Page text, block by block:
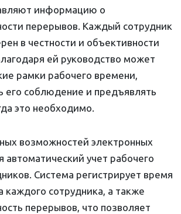
информацию о
перерывов. Каждый сотрудник
в честности и объективности
ей руководство может
рамки рабочего времени,
его соблюдение и предъявлять
это необходимо.
возможностей электронных
автоматический учет рабочего
Система регистрирует время
каждого сотрудника, а также
перерывов, что позволяет